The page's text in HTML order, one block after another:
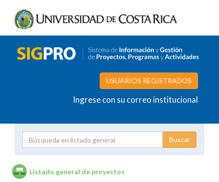
USUARIOS REGISTRADOS
Ingrese con su correo institucional
Listado general de proyectos